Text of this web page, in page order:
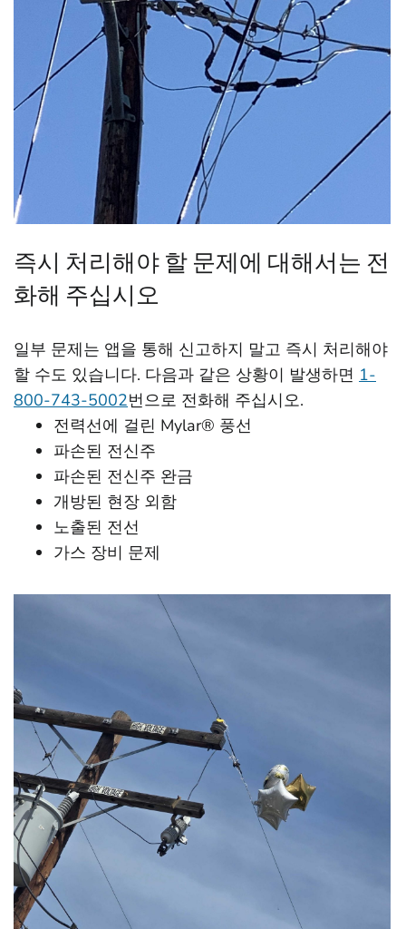
즉시 처리해야 할 문제에 대해서는 전
화해 주십시오
일부 문제는 앱을 통해 신고하지 말고 즉시 처리해야
할 수도 있습니다. 다음과 같은 상황이 발생하면 1-
800-743-5002번으로 전화해 주십시오.
전력선에 걸린 Mylar® 풍선
파손된 전신주
파손된 전신주 완금
개방된 현장 외함
노출된 전선
가스 장비 문제